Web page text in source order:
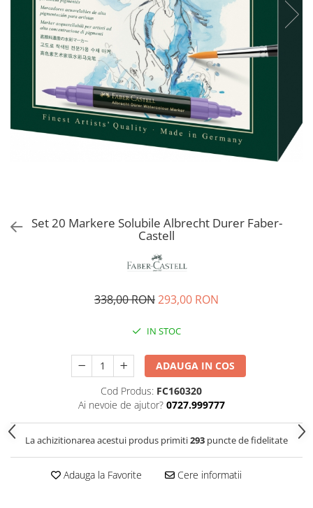
Graf von Faber-Castell
Molotow
Rotring
Herlitz
Kreul
Sharpie
Standardgraph
World Cup 2026
Radiere
Corectoare, Lipici
Caiete si Blocuri desen
Penare si Rucsaci
Markere Machiaj
Rigle echere
Set 20 Markere Solubile Albrecht Durer Faber-
Castell
338,00 RON293,00 RON
IN STOC
ADAUGA IN COS
Cod Produs: FC160320
Ai nevoie de ajutor? 0727.999777
La achizitionarea acestui produs primiti293 puncte de fidelitate
Adauga la Favorite Cere informatii